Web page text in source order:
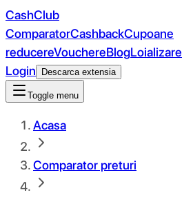
CashClub
ComparatorCashbackCupoane
reducereVouchereBlogLoializare
Login
Descarca extensia
Toggle menu
Acasa
Comparator preturi